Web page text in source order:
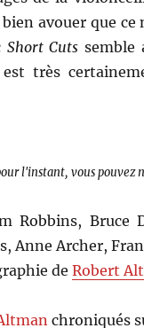
avouer que ce
Short Cuts semble
est très
l'instant, vous pouvez
Robbins, Bruce
Anne Archer,
deRobert
chroniqués